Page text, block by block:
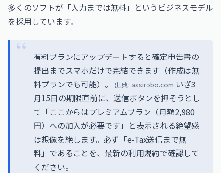
多くのソフトが「入力までは無料」というビジネスモデル
を採用しています。
有料プランにアップデートすると確定申告書の
提出までスマホだけで完結できます（作成は無
料プランでも可能）。
出典: assirobo.com いざ3
月15日の期限直前に、送信ボタンを押そうとし
て「ここからはプレミアムプラン（月額2,980
円）への加入が必要です」と表示される絶望感
は想像を絶します。必ず「e-Tax送信まで無
料」であることを、最新の利用規約で確認して
ください。